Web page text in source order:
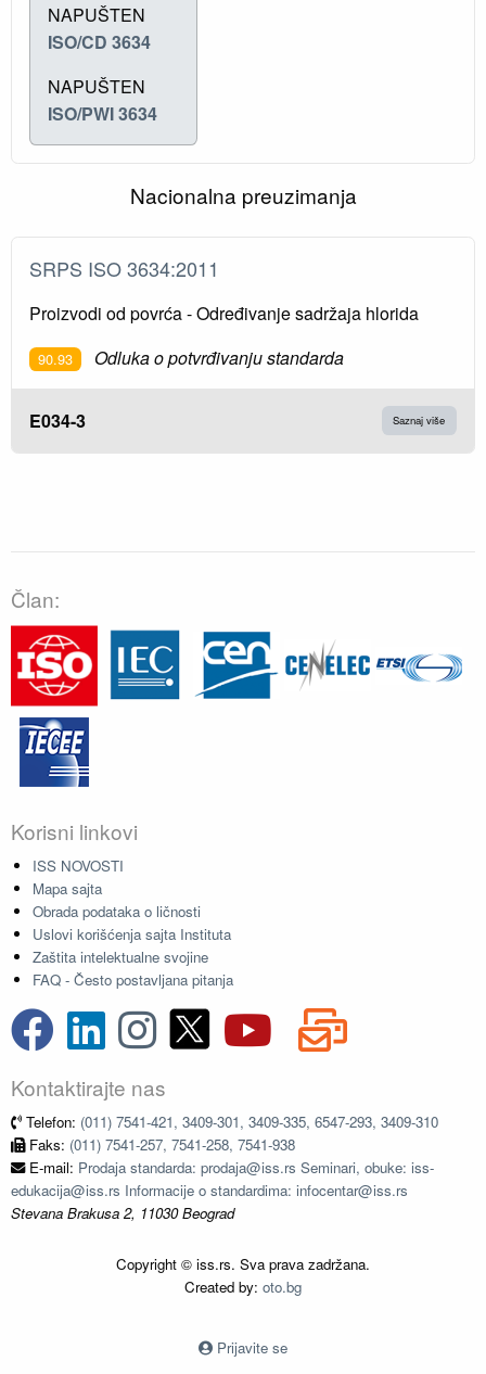
NAPUŠTEN
ISO/CD 3634
NAPUŠTEN
ISO/PWI 3634
Nacionalna preuzimanja
SRPS ISO 3634:2011
Proizvodi od povrća - Određivanje sadržaja hlorida
90.93 Odluka o potvrđivanju standarda
E034-3 Saznaj više
Član:
Korisni linkovi
ISS NOVOSTI
Mapa sajta
Obrada podataka o ličnosti
Uslovi korišćenja sajta Instituta
Zaštita intelektualne svojine
FAQ - Često postavljana pitanja
Kontaktirajte nas
Telefon: (011) 7541-421, 3409-301, 3409-335, 6547-293, 3409-310
Faks: (011) 7541-257, 7541-258, 7541-938
E-mail: Prodaja standarda: prodaja@iss.rs Seminari, obuke: iss-
edukacija@iss.rs Informacije o standardima: infocentar@iss.rs
Stevana Brakusa 2, 11030 Beograd
Copyright © iss.rs. Sva prava zadržana.
Created by: oto.bg
Prijavite se